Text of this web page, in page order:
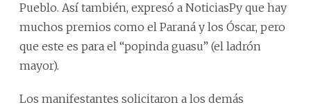
Pueblo. Así también, expresó a NoticiasPy que hay
muchos premios como el Paraná y los Óscar, pero
que este es para el “popinda guasu” (el ladrón
mayor).
Los manifestantes solicitaron a los demás